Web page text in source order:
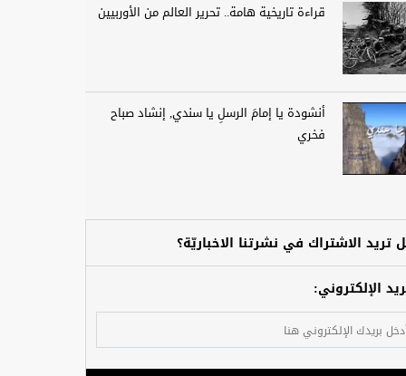
قراءة تاريخية هامة.. تحرير العالم من الأوربيين
أنشودة يا إمامَ الرسلِ يا سندي, إنشاد صباح
فخري
تريد الاشتراك في نشرتنا الاخباريّة؟
الإلكتروني: